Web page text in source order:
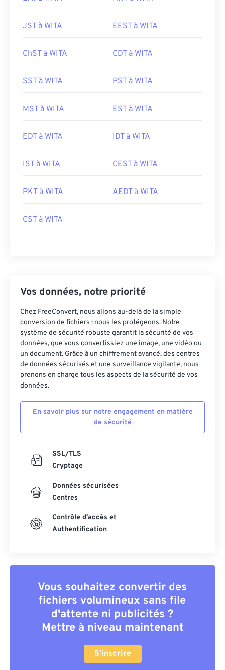
JST à WITA EEST à WITA
ChST à WITA CDT à WITA
SST à WITA PST à WITA
MST à WITA EST à WITA
EDT à WITA IDT à WITA
IST à WITA CEST à WITA
PKT à WITA AEDT à WITA
CST à WITA
Vos données, notre priorité
Chez FreeConvert, nous allons au-delà de la simple
conversion de fichiers : nous les protégeons. Notre
système de sécurité robuste garantit la sécurité de vos
données, que vous convertissiez une image, une vidéo ou
un document. Grâce à un chiffrement avancé, des centres
de données sécurisés et une surveillance vigilante, nous
prenons en charge tous les aspects de la sécurité de vos
données.
En savoir plus sur notre engagement en matière
de sécurité
SSL/TLS
Cryptage
Données sécurisées
Centres
Contrôle d'accès et
Authentification
Vous souhaitez convertir des
fichiers volumineux sans file
d'attente ni publicités ?
Mettre à niveau maintenant
S'inscrire